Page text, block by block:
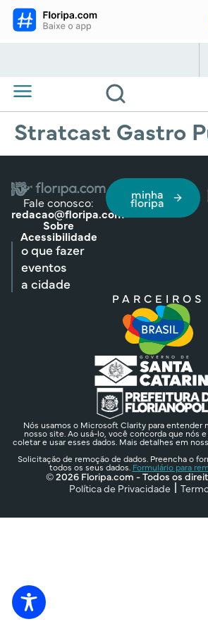
Stratcast Gastro
Fale conosco:
redacao@floripa.com
Sobre
Acessibilidade
minha
floripa
o que fazer
eventos
a cidade
PARCEIROS
Nós usamos o Microsoft Clarity para entender
nosso site. Ao usá-lo, você concorda que nós
coletar e usar esses dados. Mais detalhes em
Solicitação de remoção de dados. Preencha o
todos os seus dados. Formulário para
© 2026 Floripa.com - Todos os
Política de Privacidade